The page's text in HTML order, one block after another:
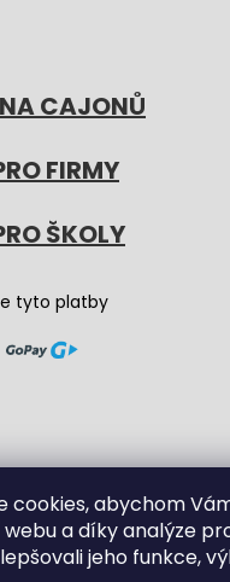
cookies, abychom
a díky analýze
jeho funkce,
CAJONŮ
FIRMY
ŠKOLY
tyto platby
code by
Carton Cajon .